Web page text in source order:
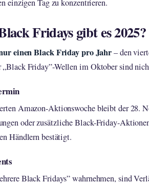
einzigen Tag zu konzentrieren.
Fridays gibt es 2025?
einen Black Friday pro Jahr– den
Friday”-Wellen im Oktober sind
Amazon-Aktionswoche bleibt der 28.
oder zusätzliche Black-Friday-
Händlern bestätigt.
Black Fridays” wahrnehmen, sind